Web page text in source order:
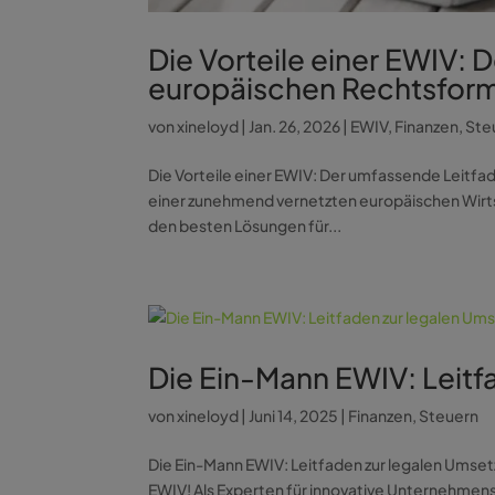
Die Vorteile einer EWIV:
europäischen
vonxineloyd| Jan. 26, 2026| EWIV, Finanzen,
Die Vorteile einer EWIV: Der umfassende
einer zunehmend vernetzten europäischen
den besten Lösungen für...
Die Ein-Mann EWIV:
vonxineloyd| Juni 14, 2025 | Finanzen, Steuern
Die Ein-Mann EWIV: Leitfaden zur legalen
EWIV! Als Experten für innovative